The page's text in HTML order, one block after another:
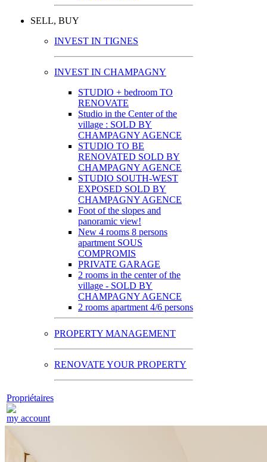
SELL, BUY
INVEST IN TIGNES
INVEST IN CHAMPAGNY
STUDIO + bedroom TO
RENOVATE
Studio in the Center of the
village : SOLD BY
CHAMPAGNY AGENCE
STUDIO TO BE
RENOVATED SOLD BY
CHAMPAGNY AGENCE
STUDIO SOUTH-WEST
EXPOSED SOLD BY
CHAMPAGNY AGENCE
Foot of the slopes and
panoramic view!
New 4 rooms 8 persons
apartment SOUS
COMPROMIS
PRIVATE GARAGE
2 rooms in the center of the
village - SOLD BY
CHAMPAGNY AGENCE
2 rooms apartment 4/6 persons
PROPERTY MANAGEMENT
RENOVATE YOUR PROPERTY
Propriétaires
my account